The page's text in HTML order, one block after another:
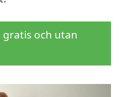
gratis och utan